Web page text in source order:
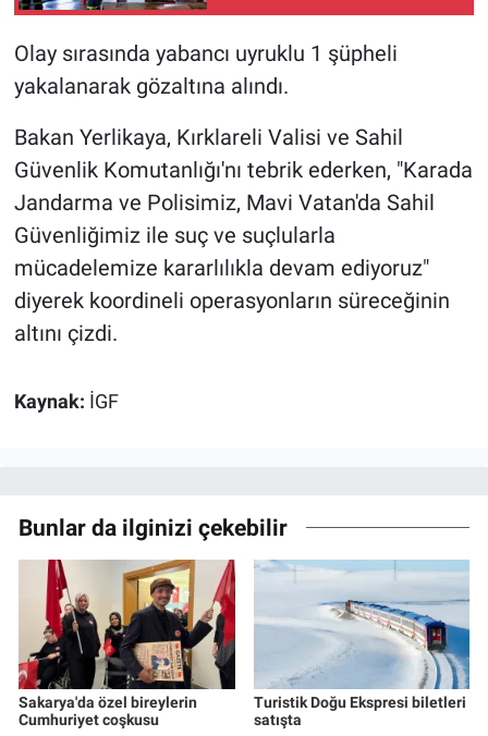
Olay sırasında yabancı uyruklu 1 şüpheli
yakalanarak gözaltına alındı.
Bakan Yerlikaya, Kırklareli Valisi ve Sahil
Güvenlik Komutanlığı'nı tebrik ederken, "Karada
Jandarma ve Polisimiz, Mavi Vatan'da Sahil
Güvenliğimiz ile suç ve suçlularla
mücadelemize kararlılıkla devam ediyoruz"
diyerek koordineli operasyonların süreceğinin
altını çizdi.
Kaynak: İGF
Bunlar da ilginizi çekebilir
Sakarya'da özel bireylerin
Cumhuriyet coşkusu
Turistik Doğu Ekspresi biletleri
satışta